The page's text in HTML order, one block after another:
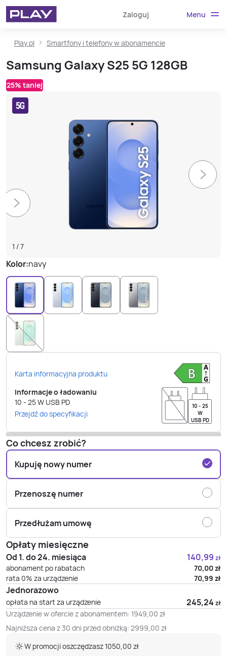
Zaloguj Menu
Play.pl Smartfony i telefony w abonamencie
Samsung Galaxy S25 5G 128GB
25% taniej
1 /7
Kolor:navy
Karta informacyjna produktu
Informacje o ładowaniu
10 - 25W USB PD
Przejdź do specyfikacji
10 - 25
W
USB PD
Co chcesz zrobić?
Kupuję nowy numer
Przenoszę numer
Przedłużam umowę
Opłaty miesięczne
Od 1. do 24. miesiąca 140,99 zł
abonament po rabatach 70,00zł
rata 0% za urządzenie
70,99 zł
Jednorazowo
opłata na start za urządzenie 245,24 zł
Urządzenie w ofercie z abonamentem: 1949,00 zł
Najniższa cena z 30 dni przed obniżką: 2999,00 zł
W promocji oszczędzasz 1050,00 zł